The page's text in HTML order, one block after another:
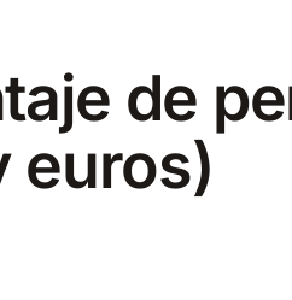
de
euros)